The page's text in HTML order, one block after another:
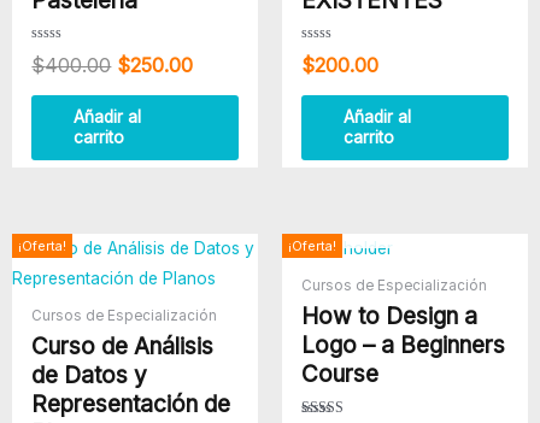
Valorado
con
de
$400.00 $250.00
Añadir al
carrito
Valorado
con
de
$200.00
Añadir al
carrito
¡Oferta!
Cursos de Especialización
Curso de Análisis
de Datos y
Representación de
El
precio
era:
$500.00.
El
precio
es:
$380.00.
¡Oferta!
Cursos de Especialización
How to Design a
Logo – a Beginners
Course
El
original
era:
$89.00.
actual
es:
$50.00.